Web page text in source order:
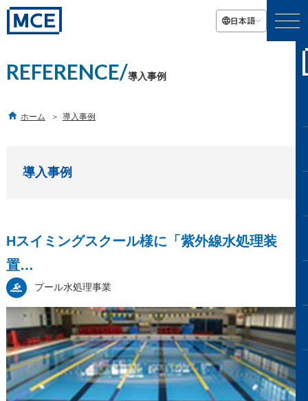
日本語
REFERENCE/導入事例
 ホーム 導入事例
導入事例
Hスイミングスクール様に「紫外線水処理装
置…
プール水処理事業